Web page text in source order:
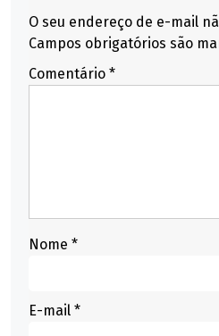
O seu endereço de e-mail
Campos obrigatórios são
Comentário *
Nome *
E-mail *